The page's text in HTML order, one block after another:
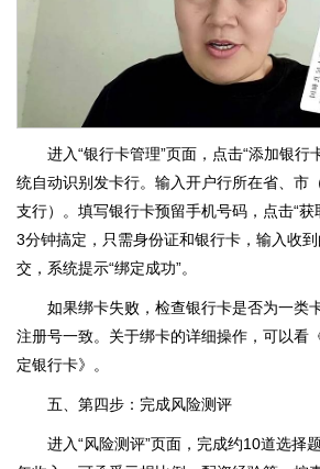
进入“银行卡管理”页面，点击“添加银行
统自动识别发卡行。输入开户行所在省、市
支行）。填写银行卡预留手机号码，点击“获
3分钟搞定，只需身份证和银行卡，输入收
交，系统提示“绑定成功”。
如果绑卡失败，检查银行卡是否为一类
注册号一致。关于绑卡的详细操作，可以看
定银行卡》。
五、第四步：完成风险测评
进入“风险测评”页面，完成约10道选择